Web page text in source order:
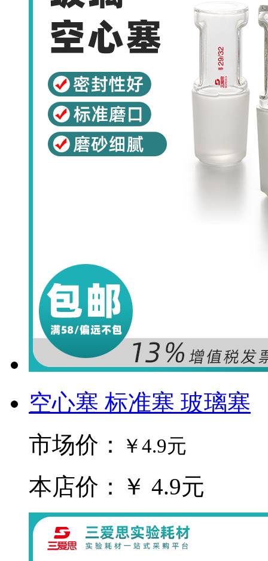
空心塞 标准塞 玻璃塞
市场价：
￥4.9元
本店价：￥ 4.9元